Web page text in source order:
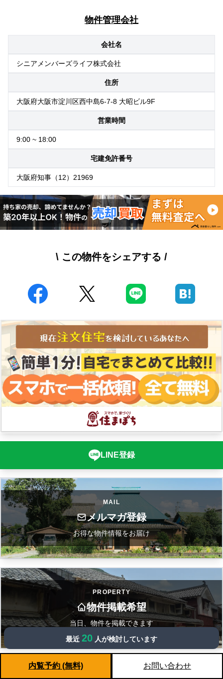
物件管理会社
会社名
シニアメンバーズライフ株式会社
住所
大阪府大阪市淀川区西中島6-7-8 大昭ビル9F
営業時間
9:00 ~ 18:00
宅建免許番号
大阪府知事（12）21969
\ この物件をシェアする /
LINE登録
MAIL
メルマガ登録
お得な物件情報をお届け
PROPERTY
物件掲載希望
当日、物件を掲載できます
最近 20 人が検討しています
内覧予約 (無料) お問い合わせ